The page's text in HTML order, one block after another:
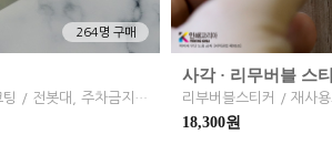
264명 구매
초강접스티커 / 무코팅, 코팅 / 전봇대, 주차금지 스티커
사각 · 리무버블 스
18,300원